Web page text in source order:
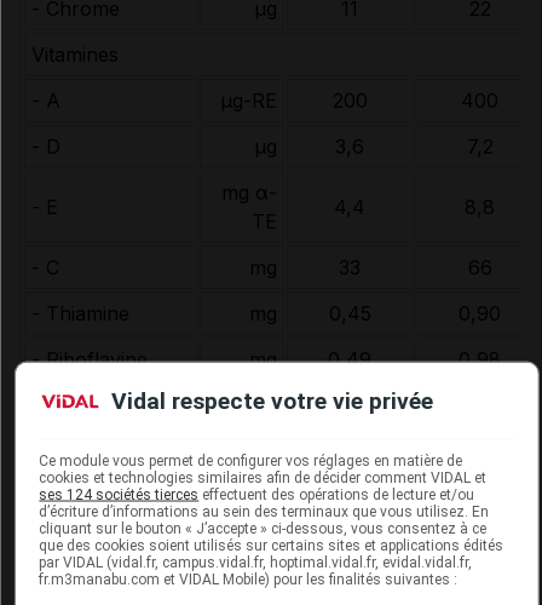
- Chrome
µg 11
22
Vitamines
- A
µg-RE 200
400
- D
µg 3,6 7,2
- E
mg α-
TE
4,4 8,8
- C mg 33
66
- Thiamine
mg 0,45
0,90
- Riboflavine
mg 0,49
0,98
- Niacine
mg NE 2,2
- B
0,64
- Acide folique
µg 70,5
141
- B12 µg 1,0
2,0
- Biotine
µg 4,5
Vidal respecte votre vie privée
Ce module vous permet de configurer vos réglages en matière de
cookies et technologies similaires afin de décider comment VIDAL et
ses 124 sociétés tierces effectuent des opérations de lecture et/ou
d’écriture d’informations au sein des terminaux que vous utilisez. En
cliquant sur le bouton « J’accepte » ci-dessous, vous consentez à ce
que des cookies soient utilisés sur certains sites et applications édités
par VIDAL (vidal.fr, campus.vidal.fr, hoptimal.vidal.fr, evidal.vidal.fr,
fr.m3manabu.com et VIDAL Mobile) pour les finalités suivantes :